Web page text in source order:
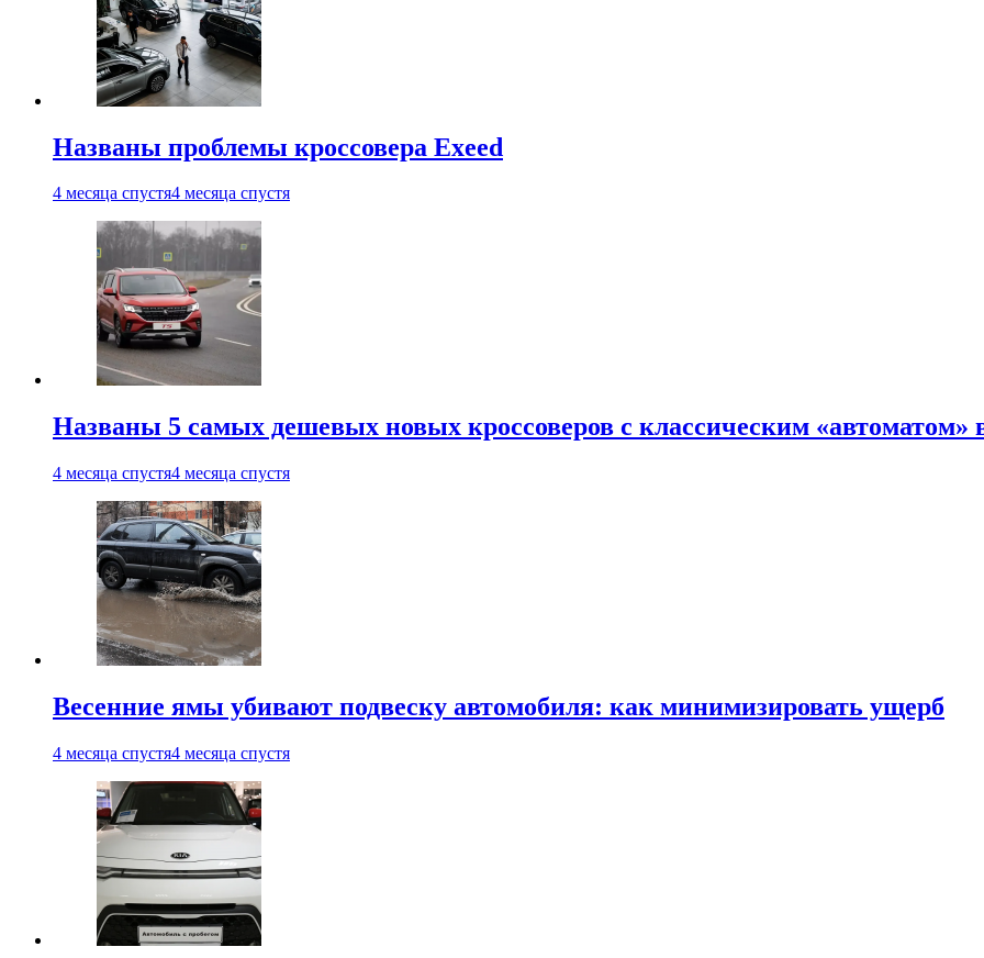
Названы проблемы кроссовера Exeed
4 месяца спустя4 месяца спустя
Названы 5 самых дешевых новых кроссоверов с классическим «автоматом»
4 месяца спустя4 месяца спустя
Весенние ямы убивают подвеску автомобиля: как минимизировать ущерб
4 месяца спустя4 месяца спустя